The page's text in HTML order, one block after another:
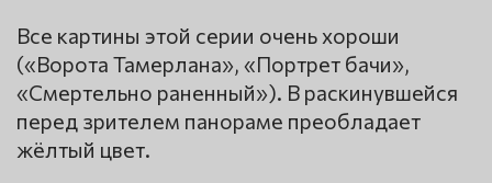
Все картины этой серии очень хороши
(«Ворота Тамерлана», «Портрет бачи»,
«Смертельно раненный»). В раскинувшейся
перед зрителем панораме преобладает
жёлтый цвет.